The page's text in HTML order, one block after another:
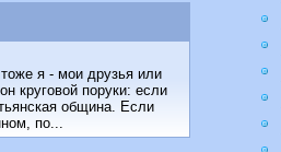
я - мои друзья или
круговой поруки: если
община. Если
по...